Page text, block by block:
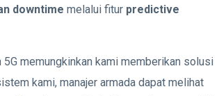
downtime melalui fitur predictive
memungkinkan kami memberikan solusi
kami, manajer armada dapat melihat